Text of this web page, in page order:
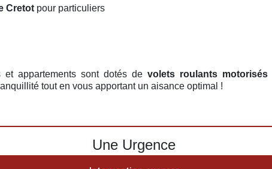
Cretot pour particuliers
appartements sont dotés de volets roulants motorisés
tout en vous apportant un aisance optimal !
Une Urgence